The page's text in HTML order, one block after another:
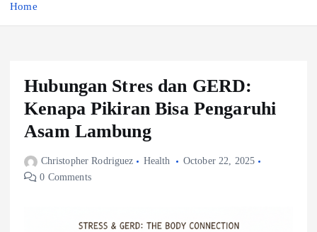
t
Home
Hubungan Stres dan GERD:
Kenapa Pikiran Bisa Pengaruhi
Asam Lambung
Christopher Rodriguez Health
October 22, 2025
0 Comments